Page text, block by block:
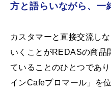
方と語らいながら、一
カスタマーと直接交流し
いくことがREDASの商品
ていることのひとつであ
インCafeプロマール」を